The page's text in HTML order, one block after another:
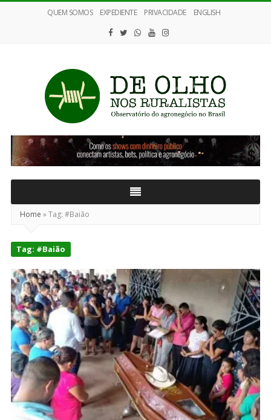
QUEM SOMOS EXPEDIENTE PRIVACIDADE ENGLISH
De
Olho
nos
Home »Tag: #Baião
Tag: #Baião